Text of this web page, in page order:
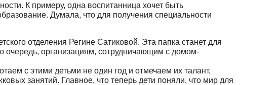
К примеру, одна воспитанница хочет быть
Думала, что для получения специальности
отделения Регине Сатиковой. Эта папка станет для
очередь, организациям, сотрудничающим с домом-
с этими детьми не один год и отмечаем их талант,
занятий. Главное, что теперь дети поняли, что мир для